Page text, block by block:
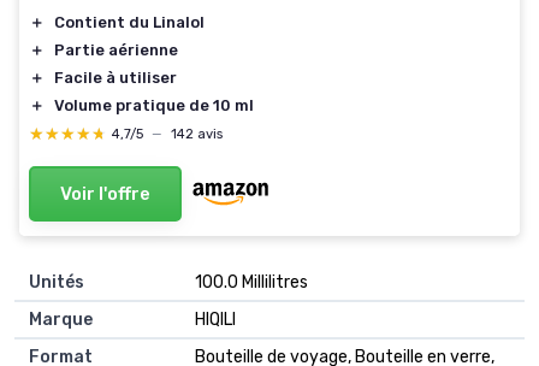
＋
Contient du Linalol
＋
Partie aérienne
＋
Facile à utiliser
＋
Volume pratique de 10 ml
★★★★★
★★★★★ 4,7/5 — 142 avis
Voir l'offre
Unités
‎100.0 Millilitres
Marque
‎HIQILI
Format
‎Bouteille de voyage, Bouteille en verre,